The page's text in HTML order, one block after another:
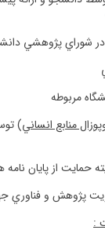
شوراي پژوهشي
مربوطه
منابع انساني)
حمايت از پايان
پژوهش و فناوري
: